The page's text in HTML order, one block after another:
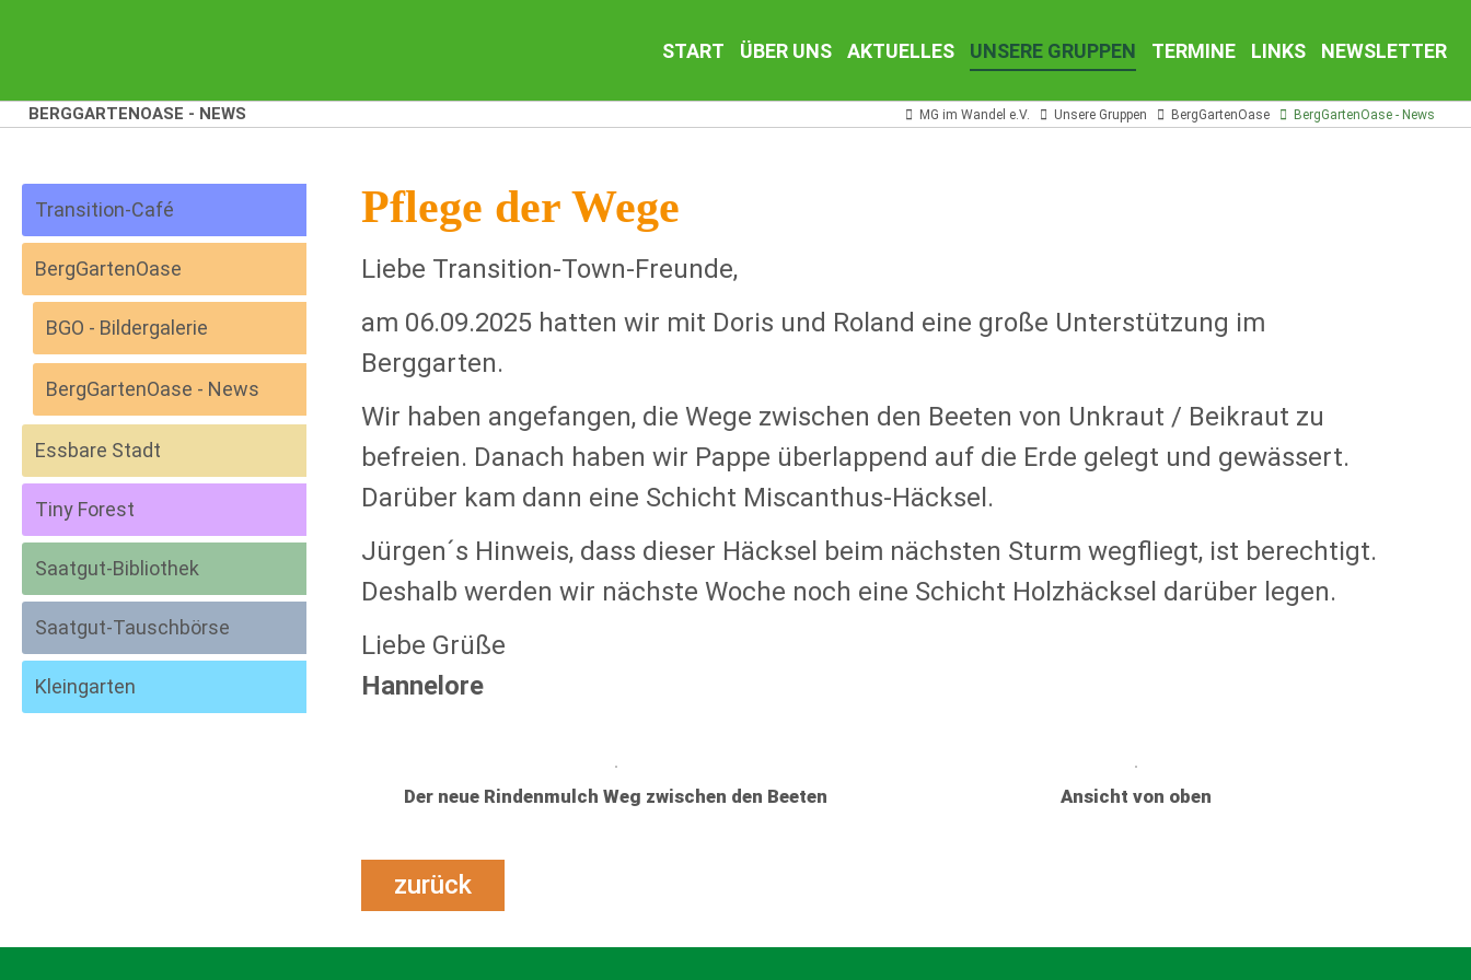
Navigation
START ÜBER UNS AKTUELLES UNSERE GRUPPEN TERMINE LINKS NEWSLETTER
BERGGARTENOASE - NEWS MG im Wandel e.V. Unsere Gruppen BergGartenOase BergGartenOase - News
Pflege der Wege
Liebe Transition-Town-Freunde,
am 06.09.2025 hatten wir mit Doris und Roland eine große Unterstützung im
Berggarten.
Wir haben angefangen, die Wege zwischen den Beeten von Unkraut / Beikraut zu
befreien. Danach haben wir Pappe überlappend auf die Erde gelegt und gewässert.
Darüber kam dann eine Schicht Miscanthus-Häcksel.
Jürgen´s Hinweis, dass dieser Häcksel beim nächsten Sturm wegfliegt, ist berechtigt.
Deshalb werden wir nächste Woche noch eine Schicht Holzhäcksel darüber legen.
Liebe Grüße
Hannelore
Der neue Rindenmulch Weg zwischen den Beeten Ansicht von oben
zurück
Transition-Café
BergGartenOase
BGO - Bildergalerie
BergGartenOase - News
Essbare Stadt
Tiny Forest
Saatgut-Bibliothek
Saatgut-Tauschbörse
Kleingarten